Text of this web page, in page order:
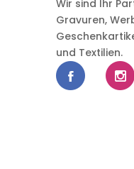
Wir sind Ihr
Gravuren,
und Textilien.